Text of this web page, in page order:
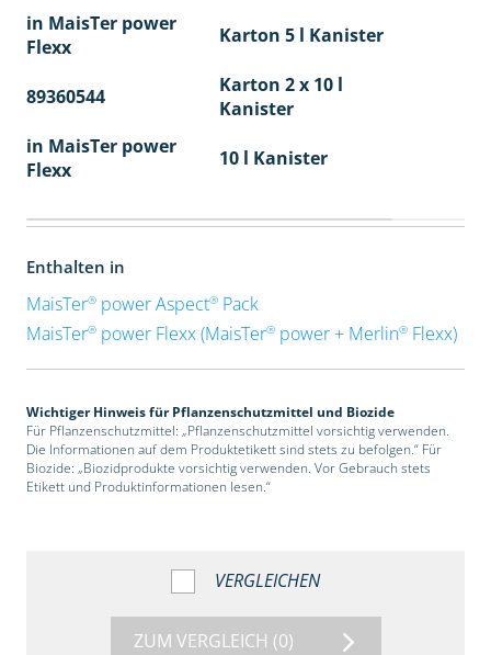
in MaisTer power
Flexx
Karton 5 l Kanister
89360544
Karton 2 x 10 l
Kanister
in MaisTer power
Flexx
10 l Kanister
Enthalten in
MaisTer®power Aspect®Pack
MaisTer®power Flexx (MaisTer®power + Merlin®Flexx)
Wichtiger Hinweis für Pflanzenschutzmittel und Biozide
Für Pflanzenschutzmittel: „Pflanzenschutzmittel vorsichtig verwenden.
Die Informationen auf dem Produktetikett sind stets zu befolgen.“ Für
Biozide: „Biozidprodukte vorsichtig verwenden. Vor Gebrauch stets
Etikett und Produktinformationen lesen.“
VERGLEICHEN
ZUM VERGLEICH (0)